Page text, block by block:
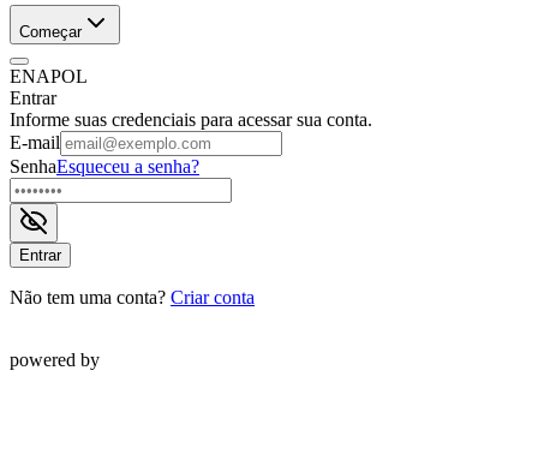
Começar
ENAPOL
Entrar
Informe suas credenciais para acessar sua conta.
E-mail
SenhaEsqueceu a senha?
Entrar
Não tem uma conta? Criar conta
powered by